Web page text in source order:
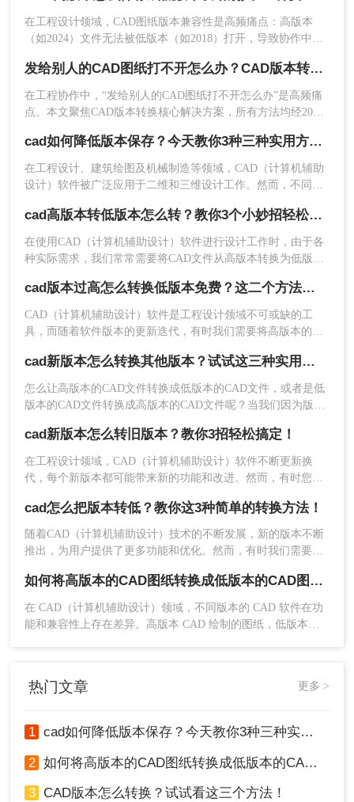
检查图纸内容：删除所有文字标注/图框
信息（如"项目编号"、"设计单位"）
房.dwg" → "test.dwg"）
确认图纸为 纯练习图（无任何项目关联）
https://pdftoword.55.la/cad2ver/
标）
3、上传与转换
点击【选择文件】→ 上传自查后的图纸
选择目标版本（
必须选"AutoCAD 2007
DWG"）
勾选
4、下载与清理
转换完成后【立即下载】
关闭浏览器后执行：
焦CAD 2025转2007核心解决方案，严格区分安全使用场景，助
您安全高效完成转换！
在工程设计领域，CAD图纸版本兼容性是高频痛点：高版本
（如2024）文件无法被低版本（如2018）打开，导致协作中
设置，造成图层丢失、标注错误。那么CAD高版本怎么保存成
低版本发给别人呢？本文基于AutoCAD 2024+系统实测，系统
梳理5种安全有效的版本转换方法，明确标注每种方案的适用边
界与关键细节，助您高效完成版本兼容，让图纸协作畅通无
阻！
发给别人的CAD图纸打不开怎么办？CAD版本转换5种有效方法！
在工程协作中，“发给别人的CAD图纸打不开怎么办”是高频痛
点。本文聚焦CAD版本转换核心解决方案，所有方法均经2026
纸必须使用Autodesk官方本地功能！
cad如何降低版本保存？今天教你3种三种实用方法对比！
在工程设计、建筑绘图及机械制造等领域，CAD（计算机辅助
设计）软件被广泛应用于二维和三维设计工作。然而，不同版
低版本文件，但低版本软件却无法直接打开高版本文件。当我
们需要将图纸分享给使用旧版 CAD 的合作伙伴或客户时，将
CAD 文件降低版本保存就显得尤为重要。那么CAD 如何降低
版本保存呢？本文从转换精度、操作难度、批量能力、隐私安
全四个维度，对比三种主流方案，帮助您根据实际场景快速做
cad高版本转低版本怎么转？教你3个小妙招轻松搞定！
在使用CAD（计算机辅助设计）软件进行设计工作时，由于各
种实际需求，我们常常需要将CAD文件从高版本转换为低版
件，或者为了与团队成员共享文件而需要降低版本。那么cad高
版本转低版本怎么转呢？下面，我们将详细介绍几种CAD高版
本转低版本的方法。
cad版本过高怎么转换低版本免费？这二个方法了解一下！
CAD（计算机辅助设计）软件是工程设计领域不可或缺的工
具，而随着软件版本的更新迭代，有时我们需要将高版本的
cad版本过高怎么转换低版本免费呢？本文将介绍两种免费将
CAD版本从高转低的方法。
cad新版本怎么转换其他版本？试试这三种实用方法！
怎么让高版本的CAD文件转换成低版本的CAD文件，或者是低
版本的CAD文件转换成高版本的CAD文件呢？当我们因为版本
你知道怎么cad版本转换吗？今天小编就来给大家说一说。
cad新版本怎么转旧版本？教你3招轻松搞定！
在工程设计领域，CAD（计算机辅助设计）软件不断更新换
代，每个新版本都可能带来新的功能和改进。然而，有时您可
软件的同事或合作伙伴的兼容性。本文将介绍cad新版本怎么转
旧版本的方法。
cad怎么把版本转低？教你这3种简单的转换方法！
随着CAD（计算机辅助设计）技术的不断发展，新的版本不断
推出，为用户提供了更多功能和优化。然而，有时我们需要将
或软件中打开和编辑。那么cad怎么把版本转低呢？本文将介绍
几种将高版本CAD文件转换为低版本的方法。
如何将高版本的CAD图纸转换成低版本的CAD图纸？3种实用方法对比！
在 CAD（计算机辅助设计）领域，不同版本的 CAD 软件在功
能和兼容性上存在差异。高版本 CAD 绘制的图纸，低版本软
维度，对比三种主流方案，帮助您根据实际场景快速选择。
热门文章 更多 >
1 cad如何降低版本保存？今天教你3种三种实用方法对比！
2 如何将高版本的CAD图纸转换成低版本的CAD图纸？3种实用方法对比！
3 CAD版本怎么转换？试试看这三个方法！